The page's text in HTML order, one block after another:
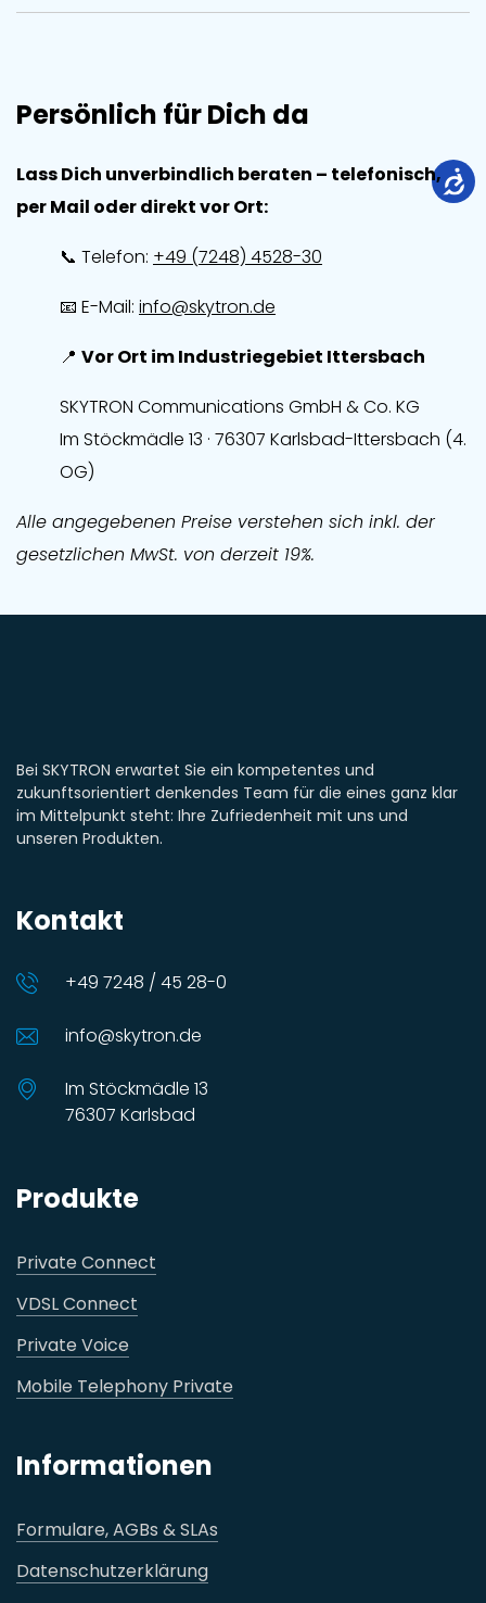
Persönlich für Dich da
Lass Dich unverbindlich beraten – telefonisch,
per Mail oder direkt vor Ort:
📞 Telefon: +49 (7248) 4528-30
📧 E-Mail: info@skytron.de
📍 Vor Ort im Industriegebiet Ittersbach
SKYTRON Communications GmbH & Co. KG
Im Stöckmädle 13 · 76307 Karlsbad-Ittersbach (4.
OG)
Alle angegebenen Preise verstehen sich inkl. der
gesetzlichen MwSt. von derzeit 19%.
Bei SKYTRON erwartet Sie ein kompetentes und
zukunftsorientiert denkendes Team für die eines ganz klar
im Mittelpunkt steht: Ihre Zufriedenheit mit uns und
unseren Produkten.
Kontakt
+49 7248 / 45 28-0
info@skytron.de
Im Stöckmädle 13
76307 Karlsbad
Produkte
Private Connect
VDSL Connect
Private Voice
Mobile Telephony Private
Informationen
Formulare, AGBs & SLAs
Datenschutzerklärung